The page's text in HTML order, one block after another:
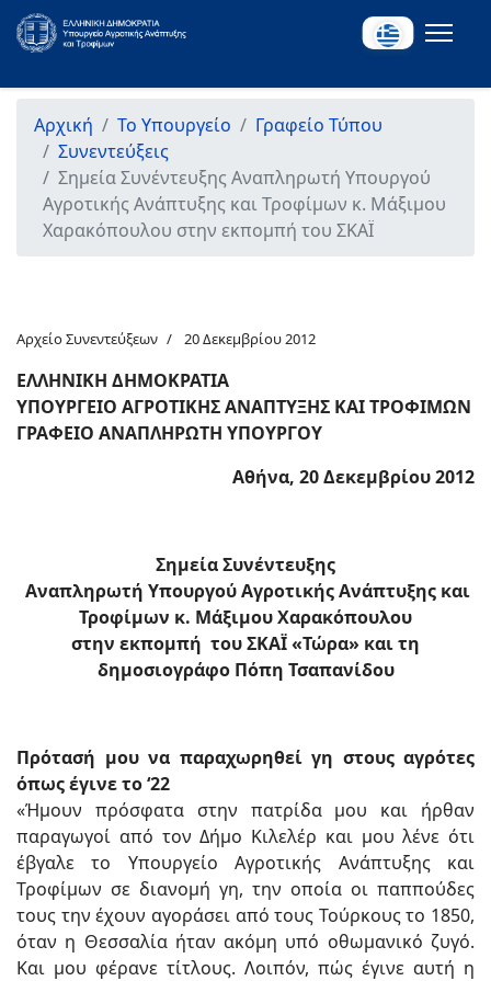
Αρχική Το Υπουργείο
Γραφείο Τύπου
Συνεντεύξεις
Σημεία Συνέντευξης Αναπληρωτή Υπουργού
Αγροτικής Ανάπτυξης και Τροφίμων κ. Μάξιμου
Χαρακόπουλου στην εκπομπή του ΣΚΑΪ
Αρχείο Συνεντεύξεων 20 Δεκεμβρίου 2012
ΕΛΛΗΝΙΚΗ ΔΗΜΟΚΡΑΤΙΑ
ΥΠΟΥΡΓΕΙΟ ΑΓΡΟΤΙΚΗΣ ΑΝΑΠΤΥΞΗΣ ΚΑΙ ΤΡΟΦΙΜΩΝ
ΓΡΑΦΕΙΟ ΑΝΑΠΛΗΡΩΤΗ ΥΠΟΥΡΓΟΥ
Αθήνα, 20 Δεκεμβρίου 2012
Σημεία Συνέντευξης
Αναπληρωτή Υπουργού Αγροτικής Ανάπτυξης και
Τροφίμων κ. Μάξιμου Χαρακόπουλου
στην εκπομπή του ΣΚΑΪ «Τώρα» και τη
δημοσιογράφο Πόπη Τσαπανίδου
Πρότασή μου να παραχωρηθεί γη στους αγρότες
όπως έγινε το ‘22
«Ήμουν πρόσφατα στην πατρίδα μου και ήρθαν
παραγωγοί από τον Δήμο Κιλελέρ και μου λένε ότι
έβγαλε το Υπουργείο Αγροτικής Ανάπτυξης και
Τροφίμων σε διανομή γη, την οποία οι παππούδες
τους την έχουν αγοράσει από τους Τούρκους το 1850,
όταν η Θεσσαλία ήταν ακόμη υπό οθωμανικό ζυγό.
Και μου φέρανε τίτλους. Λοιπόν, πώς έγινε αυτή η